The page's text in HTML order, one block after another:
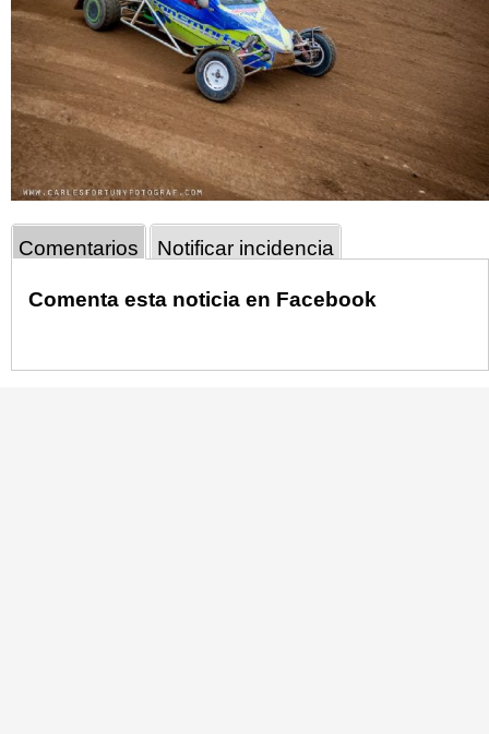
Comentarios Notificar incidencia
Comenta esta noticia en Facebook